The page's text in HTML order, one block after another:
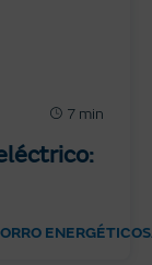
7 min
ENERGÉTICO